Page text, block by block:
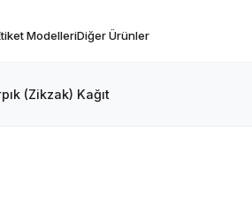
ModelleriDiğer Ürünler
(Zikzak) Kağıt